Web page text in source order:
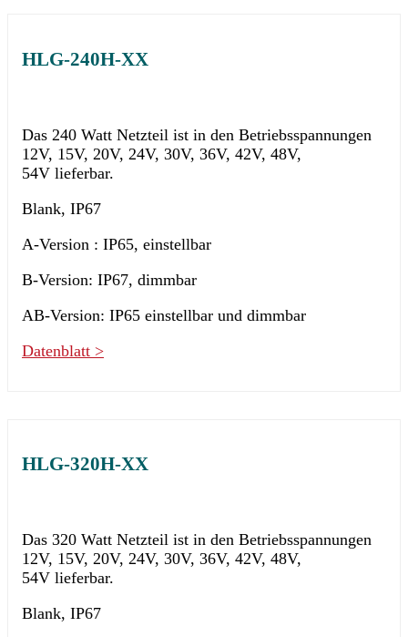
HLG-240H-XX
Das 240 Watt Netzteil ist in den Betriebsspannungen
12V, 15V, 20V, 24V, 30V, 36V, 42V, 48V,
54V lieferbar.
Blank, IP67
A-Version : IP65, einstellbar
B-Version: IP67, dimmbar
AB-Version: IP65 einstellbar und dimmbar
Datenblatt >
HLG-320H-XX
Das 320 Watt Netzteil ist in den Betriebsspannungen
12V, 15V, 20V, 24V, 30V, 36V, 42V, 48V,
54V lieferbar.
Blank, IP67